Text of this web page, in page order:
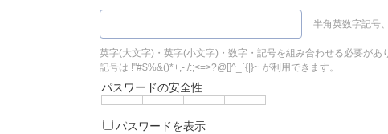
半角英数字記号
英字(大文字)・英字(小文字)・数字・記号を組み合わせる必要があ
記号は !"#$%&()*+,-./:;<=>?@[]^_`{|}~ が利用できます。
パスワードの安全性
パスワードを表示